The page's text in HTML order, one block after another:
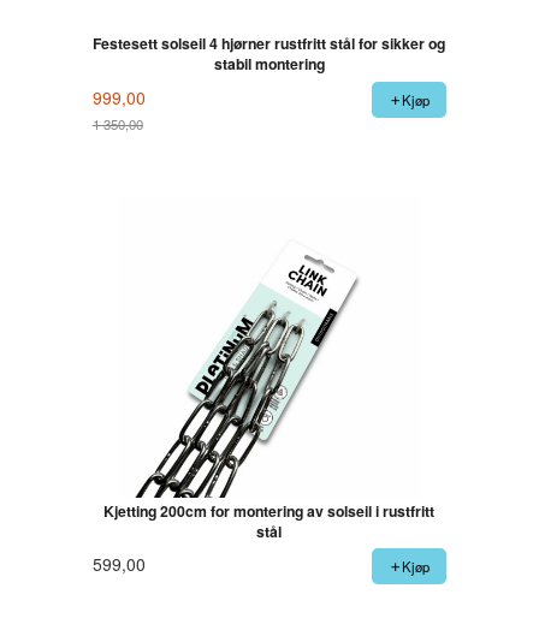
Festesett solseil 4 hjørner rustfritt stål for sikker og
stabil montering
999,00
1 350,00
Kjøp
Kjetting 200cm for montering av solseil i rustfritt
stål
599,00 Kjøp